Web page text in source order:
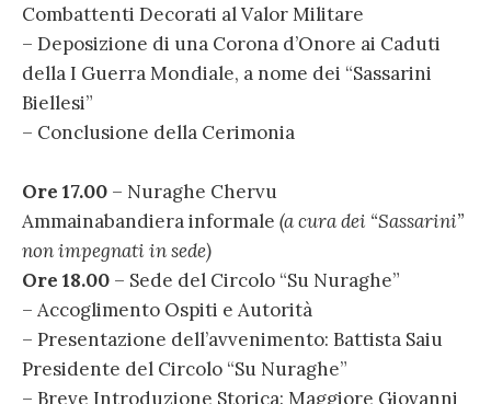
Combattenti Decorati al Valor Militare
– Deposizione di una Corona d’Onore ai Caduti
della I Guerra Mondiale, a nome dei “Sassarini
Biellesi”
– Conclusione della Cerimonia
Ore 17.00 – Nuraghe Chervu
Ammainabandiera informale (a cura dei “Sassarini”
non impegnati in sede)
Ore 18.00 – Sede del Circolo “Su Nuraghe”
– Accoglimento Ospiti e Autorità
– Presentazione dell’avvenimento: Battista Saiu
Presidente del Circolo “Su Nuraghe”
– Breve Introduzione Storica: Maggiore Giovanni